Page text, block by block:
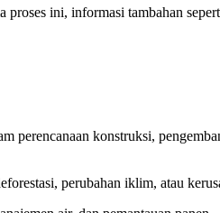
ini, informasi tambahan
konstruksi,
perubahan iklim, atau